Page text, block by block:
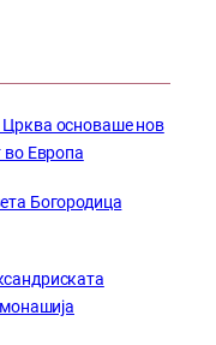
Црква основаше нов
во Европа
Богородица